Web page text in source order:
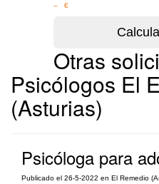
– €
Otras
Psicólogos El
(Asturias)
Psicóloga para
Publicado el 26-5-2022 en El Remedio